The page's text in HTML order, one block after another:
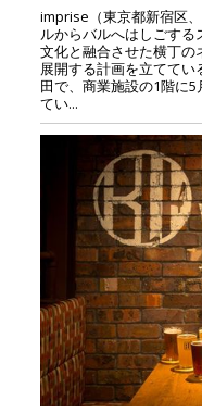
imprise（東京都新宿区
ルからバルへはしごす
文化と融合させた横丁の
展開する計画を立てて
田で、商業施設の1階に
てい...